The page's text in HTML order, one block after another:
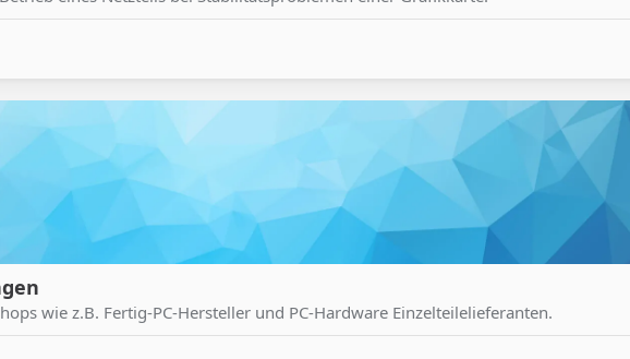
wie z.B. Fertig-PC-Hersteller und PC-Hardware Einzelteilelieferanten.